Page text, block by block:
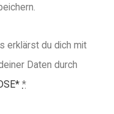
erklärst du dich mit
Daten durch
*